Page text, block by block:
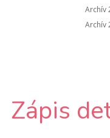
Archív
Archív
Zápis